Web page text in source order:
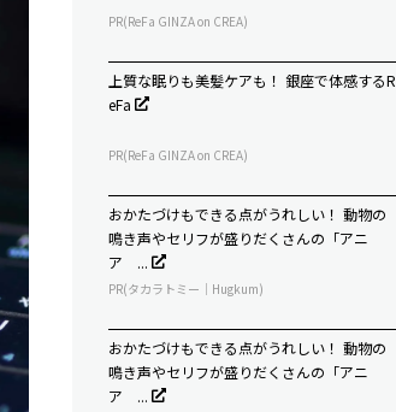
PR(ReFa GINZA on CREA)
上質な眠りも美髪ケアも！ 銀座で体感するR
eFa
PR(ReFa GINZA on CREA)
おかたづけもできる点がうれしい！ 動物の
鳴き声やセリフが盛りだくさんの「アニ
ア ...
PR(タカラトミー｜Hugkum)
おかたづけもできる点がうれしい！ 動物の
鳴き声やセリフが盛りだくさんの「アニ
ア ...